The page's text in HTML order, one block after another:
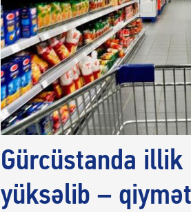
Gürcüstanda
yüksəlib –